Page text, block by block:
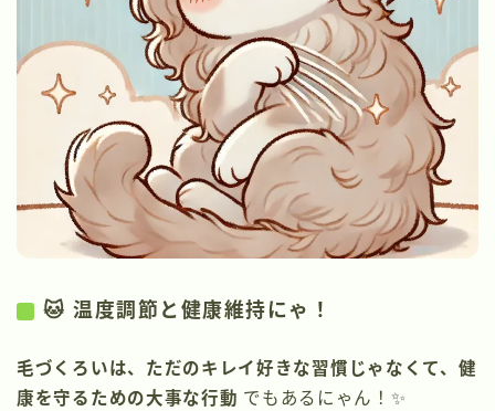
🐱 温度調節と健康維持にゃ！
毛づくろいは、ただのキレイ好きな習慣じゃなくて、健
康を守るための大事な行動 でもあるにゃん！✨